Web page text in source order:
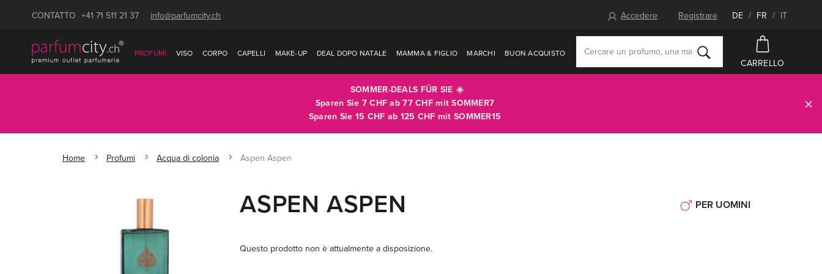
CONTATTO +41 71 511 21 37 info@parfumcity.ch Accedere Registrare DE / FR / IT
PROFUMI VISO CORPO CAPELLI MAKE-UP DEAL DOPO NATALE MAMMA & FIGLIO MARCHI BUON ACQUISTO
CARRELLO
SOMMER-DEALS FÜR SIE ☀️
Sparen Sie 7 CHF ab 77 CHF mitSOMMER7
Sparen Sie 15 CHF ab 125 CHF mit SOMMER15
Home Profumi Acqua di colonia Aspen Aspen
PER UOMINI
ASPEN ASPEN
Questo prodotto non è attualmente a disposizione.